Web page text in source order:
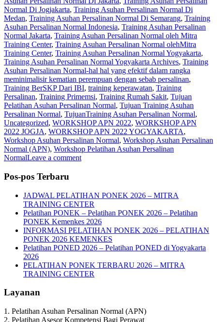
Normal Di Jogjakarta, Training Asuhan Persalinan Normal Di
Medan, Training Asuhan Persalinan Normal Di Semarang, Training
Asuhan Persalinan Normal Indonesia, Training Asuhan Persalinan
Normal Jakarta, Training Asuhan Persalinan Normal oleh Mitra
Training Center, Training Asuhan Persalinan Normal olehMitra
Training Center, Training Asuhan Persalinan Normal Yogyakarta,
Training Asuhan Persalinan Normal Yogyakarta Archives, Training
Asuhan Persalinan Normal-hal hal yang efektif dalam rangka
meminimalisir kematian perempuan dengan sebab persalinan,
Training BerSKP Dari IBI, training keperawatan, Training
Persalinan, Training Primemsi, Training Rumah Sakit, Tujuan
Pelatihan Asuhan Persalinan Normal, Tujuan Training Asuhan
Persalinan Normal, TujuanTraining Asuhan Persalinan Normal,
Uncategorized, WORKSHOP APN 2022, WORKSHOP APN
2022 JOGJA, WORKSHOP APN 2022 YOGYAKARTA,
Workshop Asuhan Persalinan Normal, Workshop Asuhan Persalinan
Normal (APN), Workshop Pelatihan Asuhan Persalinan
NormalLeave a comment
Pos-pos Terbaru
JADWAL PELATIHAN PONEK 2026 – MITRA
TRAINING CENTER
Pelatihan PONEK – Pelatihan PONEK 2026 – Pelatihan
PONEK Kemenkes 2026
INFORMASI PELATIHAN PONEK 2026 – PELATIHAN
PONEK 2026 KEMENKES
Pelatihan PONED 2026 – Pelatihan PONED di Yogyakarta
2026
PELATIHAN PONEK TERBARU 2026 – MITRA
TRAINING CENTER
Layanan
1. Pelatihan Asuhan Persalinan Normal (APN)
2. Pelatihan Asesor Kompetensi Bagi Perawat